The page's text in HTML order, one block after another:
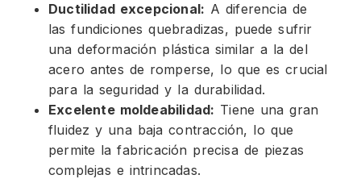
Ductilidad excepcional: A diferencia de
las fundiciones quebradizas, puede sufrir
una deformación plástica similar a la del
acero antes de romperse, lo que es crucial
para la seguridad y la durabilidad.
Excelente moldeabilidad: Tiene una gran
fluidez y una baja contracción, lo que
permite la fabricación precisa de piezas
complejas e intrincadas.